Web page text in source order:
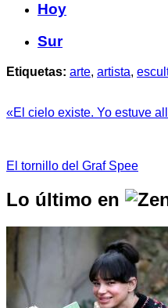
Hoy
Sur
Etiquetas: arte, artista,
«El cielo existe. Yo estuve
El tornillo del Graf Spee
Lo último en